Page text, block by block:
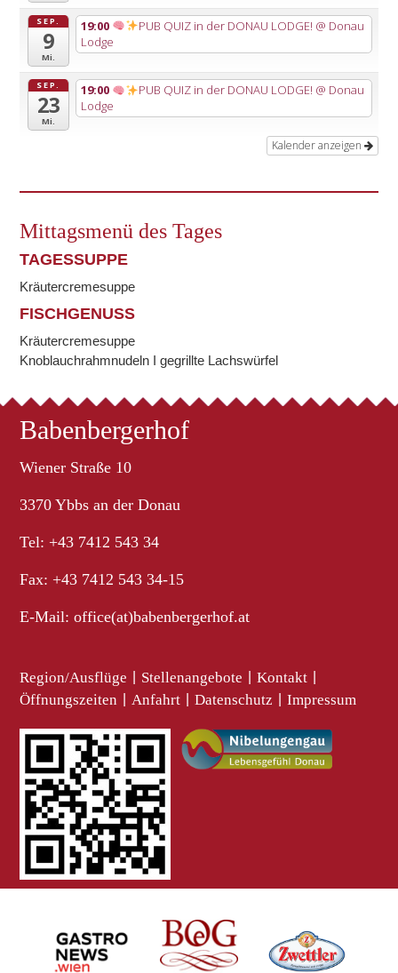
SEP.
9
Mi.
19:00 PUB QUIZ in der DONAU LODGE! @ Donau
Lodge
SEP.
23
Mi.
19:00 PUB QUIZ in der DONAU LODGE! @ Donau
Lodge
Kalender anzeigen
Mittagsmenü des Tages
TAGESSUPPE
Kräutercremesuppe
FISCHGENUSS
Kräutercremesuppe
Knoblauchrahmnudeln I gegrillte Lachswürfel
Babenbergerhof
Wiener Straße 10
3370 Ybbs an der Donau
Tel: +43 7412 543 34
Fax: +43 7412 543 34-15
E-Mail:office(at)babenbergerhof.at
Region/Ausflüge Stellenangebote Kontakt
Öffnungszeiten Anfahrt Datenschutz Impressum